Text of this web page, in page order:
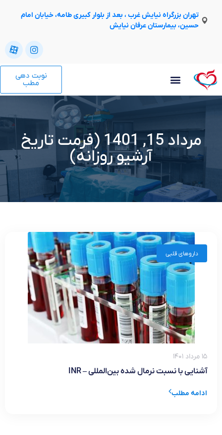
تهران بزرگراه نیایش غرب ، بعد از بلوار کبیری طامه، خیابان امام
حسین، بیمارستان عرفان نیایش
نوبت دهی
مطب
مرداد 15, 1401 (فرمت تاریخ
آرشیو روزانه)
داروهای قلبی
۱۵ مرداد ۱۴۰۱
آشنایی با نسبت نرمال شده بین‌المللی – INR
ادامه مطلب